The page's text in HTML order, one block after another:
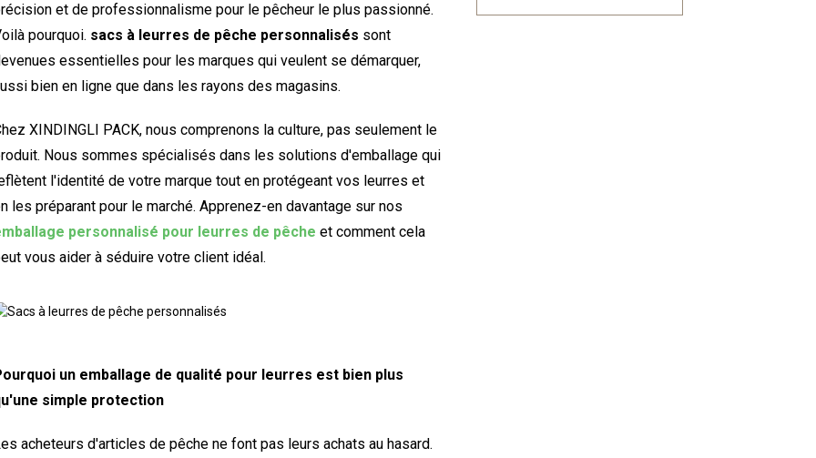
et de professionnalisme pour le pêcheur le plus passionné.
pourquoi. sacs à leurres de pêche personnalisés sont
essentielles pour les marques qui veulent se démarquer,
bien en ligne que dans les rayons des magasins.
XINDINGLI PACK, nous comprenons la culture, pas seulement le
Nous sommes spécialisés dans les solutions d'emballage qui
l'identité de votre marque tout en protégeant vos leurres et
les préparant pour le marché. Apprenez-en davantage sur nos
personnalisé pour leurres de pêche et comment cela
vous aider à séduire votre client idéal.
un emballage de qualité pour leurres est bien plus
simple protection
acheteurs d'articles de pêche ne font pas leurs achats au hasard.